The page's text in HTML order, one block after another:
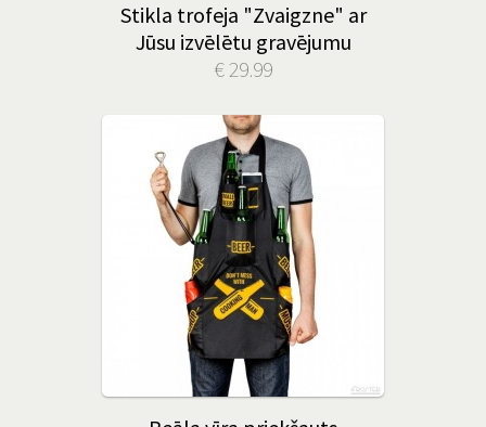
Stikla trofeja "Zvaigzne" ar
Jūsu izvēlētu gravējumu
€ 29.99